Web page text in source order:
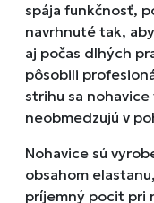
spája funkčnosť,
navrhnuté tak,
aj počas dlhých
pôsobili
strihu sa
neobmedzujú v
Nohavice sú
obsahom
príjemný pocit pri